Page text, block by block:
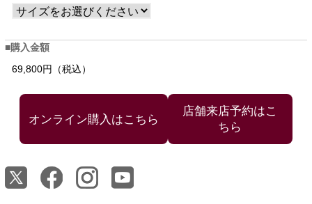
購入金額
69,800円（税込）
店舗来店予約はこ
ちら